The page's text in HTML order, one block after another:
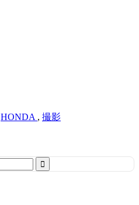
HONDA , 撮影